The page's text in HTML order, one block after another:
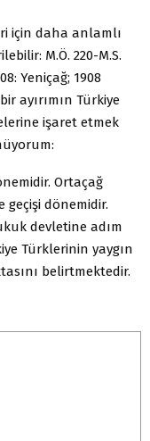
için daha anlamlı
M.Ö. 220-M.S.
Yeniçağ; 1908
ayırımın Türkiye
işaret etmek
Ortaçağ
geçişi dönemidir.
devletine adım
Türklerinin yaygın
belirtmektedir.